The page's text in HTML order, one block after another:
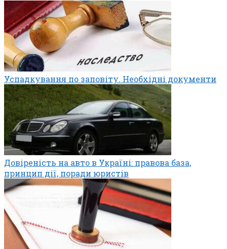
Успадкування по заповіту. Необхідні документи
Довіреність на авто в Україні: правова база,
принцип дії, поради юристів